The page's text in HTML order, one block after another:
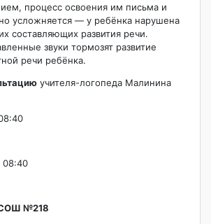
процесс освоения им письма и
усложняется — у ребёнка нарушена
составляющих развития речи.
звуки тормозят развитие
речи ребёнка.
учителя-логопеда Малинина
№218